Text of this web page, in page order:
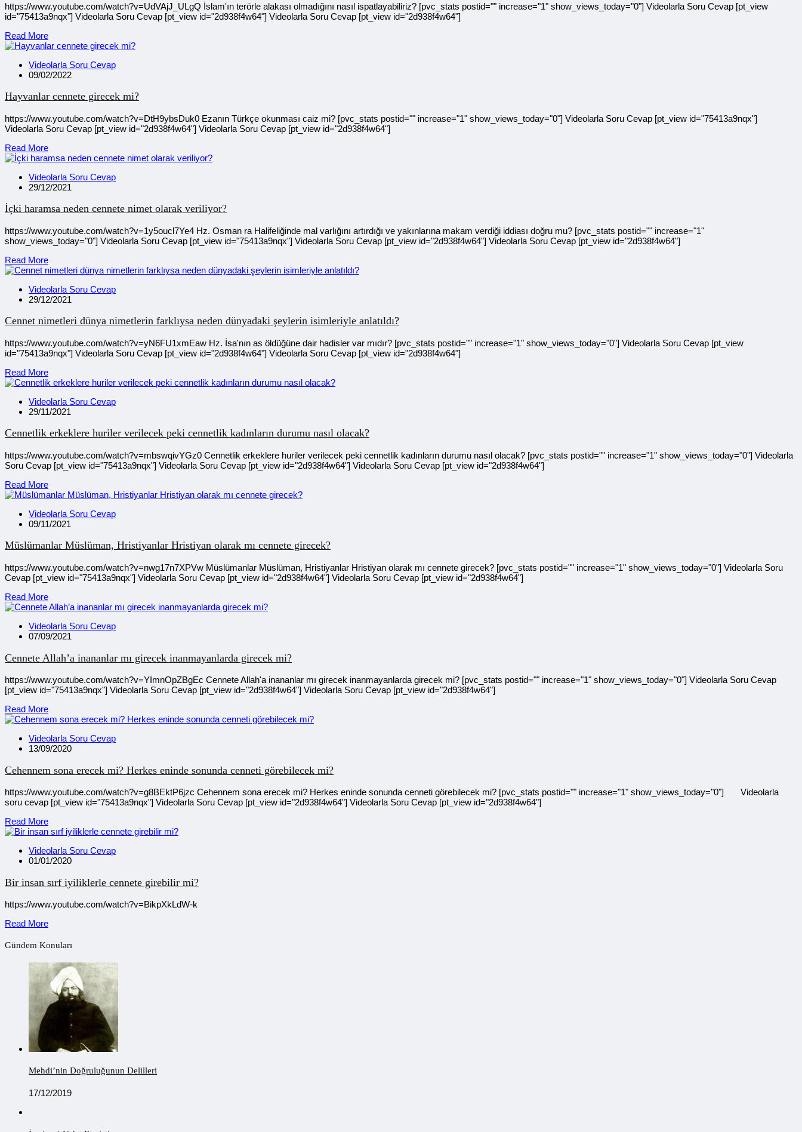
https://www.youtube.com/watch?v=UdVAjJ_ULgQ İslam'ın terörle alakası olmadığını nasıl ispatlayabiliriz? [pvc_stats postid="" increase="1" show_views_today="0"] Videolarla Soru Cevap [pt_view
id="75413a9nqx"] Videolarla Soru Cevap [pt_view id="2d938f4w64"] Videolarla Soru Cevap [pt_view id="2d938f4w64"]
Read More
Videolarla Soru Cevap
09/02/2022
Hayvanlar cennete girecek mi?
https://www.youtube.com/watch?v=DtH9ybsDuk0 Ezanın Türkçe okunması caiz mi? [pvc_stats postid="" increase="1" show_views_today="0"] Videolarla Soru Cevap [pt_view id="75413a9nqx"]
Videolarla Soru Cevap [pt_view id="2d938f4w64"] Videolarla Soru Cevap [pt_view id="2d938f4w64"]
Read More
Videolarla Soru Cevap
29/12/2021
İçki haramsa neden cennete nimet olarak veriliyor?
https://www.youtube.com/watch?v=1y5oucl7Ye4 Hz. Osman ra Halifeliğinde mal varlığını artırdığı ve yakınlarına makam verdiği iddiası doğru mu? [pvc_stats postid="" increase="1"
show_views_today="0"] Videolarla Soru Cevap [pt_view id="75413a9nqx"] Videolarla Soru Cevap [pt_view id="2d938f4w64"] Videolarla Soru Cevap [pt_view id="2d938f4w64"]
Read More
Videolarla Soru Cevap
29/12/2021
Cennet nimetleri dünya nimetlerin farklıysa neden dünyadaki şeylerin isimleriyle anlatıldı?
https://www.youtube.com/watch?v=yN6FU1xmEaw Hz. İsa'nın as öldüğüne dair hadisler var mıdır? [pvc_stats postid="" increase="1" show_views_today="0"] Videolarla Soru Cevap [pt_view
id="75413a9nqx"] Videolarla Soru Cevap [pt_view id="2d938f4w64"] Videolarla Soru Cevap [pt_view id="2d938f4w64"]
Read More
Videolarla Soru Cevap
29/11/2021
Cennetlik erkeklere huriler verilecek peki cennetlik kadınların durumu nasıl olacak?
https://www.youtube.com/watch?v=mbswqivYGz0 Cennetlik erkeklere huriler verilecek peki cennetlik kadınların durumu nasıl olacak? [pvc_stats postid="" increase="1" show_views_today="0"] Videolarla
Soru Cevap [pt_view id="75413a9nqx"] Videolarla Soru Cevap [pt_view id="2d938f4w64"] Videolarla Soru Cevap [pt_view id="2d938f4w64"]
Read More
Videolarla Soru Cevap
09/11/2021
Müslümanlar Müslüman, Hristiyanlar Hristiyan olarak mı cennete girecek?
https://www.youtube.com/watch?v=nwg17n7XPVw Müslümanlar Müslüman, Hristiyanlar Hristiyan olarak mı cennete girecek? [pvc_stats postid="" increase="1" show_views_today="0"] Videolarla Soru
Cevap [pt_view id="75413a9nqx"] Videolarla Soru Cevap [pt_view id="2d938f4w64"] Videolarla Soru Cevap [pt_view id="2d938f4w64"]
Read More
Videolarla Soru Cevap
07/09/2021
Cennete Allah’a inananlar mı girecek inanmayanlarda girecek mi?
https://www.youtube.com/watch?v=YImnOpZBgEc Cennete Allah'a inananlar mı girecek inanmayanlarda girecek mi? [pvc_stats postid="" increase="1" show_views_today="0"] Videolarla Soru Cevap
[pt_view id="75413a9nqx"] Videolarla Soru Cevap [pt_view id="2d938f4w64"] Videolarla Soru Cevap [pt_view id="2d938f4w64"]
Read More
Videolarla Soru Cevap
13/09/2020
Cehennem sona erecek mi? Herkes eninde sonunda cenneti görebilecek mi?
https://www.youtube.com/watch?v=g8BEktP6jzc Cehennem sona erecek mi? Herkes eninde sonunda cenneti görebilecek mi? [pvc_stats postid="" increase="1" show_views_today="0"] Videolarla
soru cevap [pt_view id="75413a9nqx"] Videolarla Soru Cevap [pt_view id="2d938f4w64"] Videolarla Soru Cevap [pt_view id="2d938f4w64"]
Read More
Videolarla Soru Cevap
01/01/2020
Bir insan sırf iyiliklerle cennete girebilir mi?
https://www.youtube.com/watch?v=BikpXkLdW-k
Read More
Gündem Konuları
Mehdi’nin Doğruluğunun Delilleri
17/12/2019